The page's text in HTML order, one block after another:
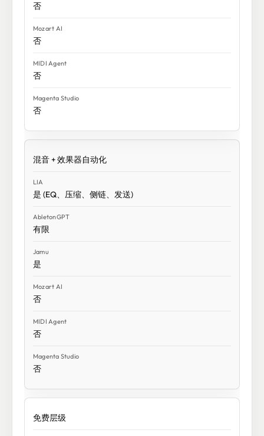
否
否
否
否
混音 + 效果器自动化
是 (EQ、压缩、侧链、发送)
有限
是
否
否
否
免费层级